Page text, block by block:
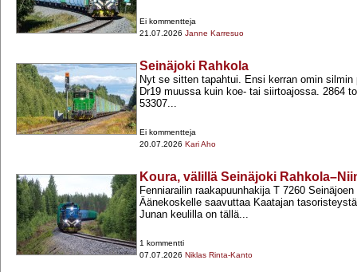
Ei kommentteja
21.07.2026 Janne Karresuo
Seinäjoki Rahkola
Nyt se sitten tapahtui. Ensi kerran omin silmin
Dr19 muussa kuin koe-​ tai siirtoajossa. 2864
53307...
Ei kommentteja
20.07.2026 Kari Aho
Koura, välillä Seinäjoki
Fenniarailin raakapuunhakija T 7260
Äänekoskelle saavuttaa Kaatajan
Junan keulilla on tällä...
1 kommentti
07.07.2026 Niklas Rinta-Kanto